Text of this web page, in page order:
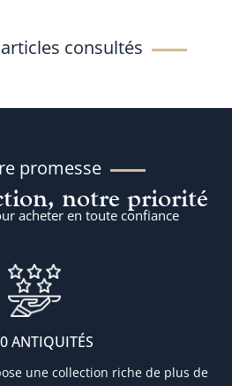
consultés
promesse
notre priorité
acheter en toute confiance
ANTIQUITÉS
une collection riche de plus de